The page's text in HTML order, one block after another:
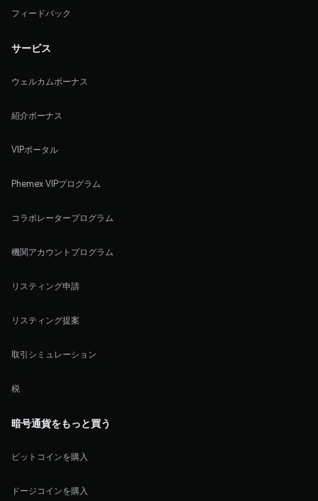
フィードバック
サービス
ウェルカムボーナス
紹介ボーナス
VIPポータル
Phemex VIPプログラム
コラボレータープログラム
機関アカウントプログラム
リスティング申請
リスティング提案
取引シミュレーション
税
暗号通貨をもっと買う
ビットコインを購入
ドージコインを購入